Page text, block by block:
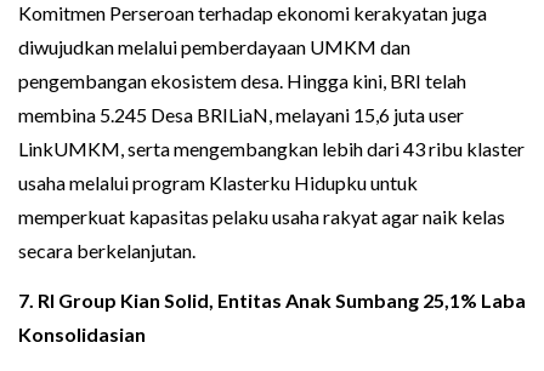
Komitmen Perseroan terhadap ekonomi kerakyatan juga
diwujudkan melalui pemberdayaan UMKM dan
pengembangan ekosistem desa. Hingga kini, BRI telah
membina 5.245 Desa BRILiaN, melayani 15,6 juta user
LinkUMKM, serta mengembangkan lebih dari 43 ribu klaster
usaha melalui program Klasterku Hidupku untuk
memperkuat kapasitas pelaku usaha rakyat agar naik kelas
secara berkelanjutan.
7. RI Group Kian Solid, Entitas Anak Sumbang 25,1% Laba
Konsolidasian